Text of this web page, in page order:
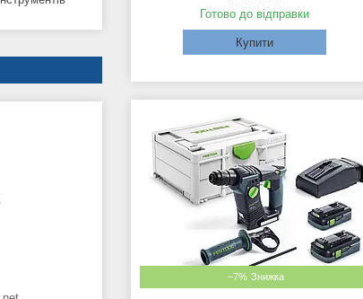
Готово до відправки
Купити
–7%